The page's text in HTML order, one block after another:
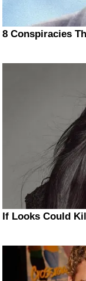
8 Conspiracies
If Looks Could